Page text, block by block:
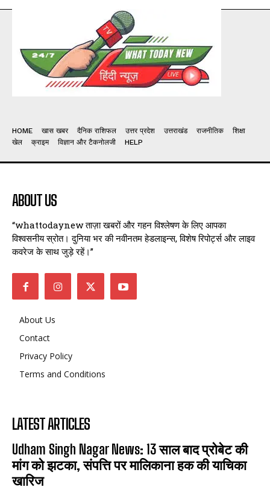
HOME खास खबर दैनिक राशिफल उत्तर प्रदेश उत्तराखंड राजनीतिक
शिक्षा
खेल
क्राइम विज्ञान और टैकनोलजी HELP
ABOUT US
“whattodaynew ताज़ा खबरों और गहन विश्लेषण के लिए आपका
विश्वसनीय स्रोत। दुनिया भर की नवीनतम हेडलाइन्स, विशेष रिपोर्ट्स और लाइव
कवरेज के साथ जुड़े रहें।”
About Us
Contact
Privacy Policy
Terms and Conditions
LATEST ARTICLES
Udham Singh Nagar News: 13 साल बाद प्रोबेट की
मांग को झटका, संपत्ति पर मालिकाना हक की याचिका
खारिज